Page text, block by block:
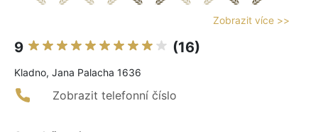
Zobrazit více >>
9 (16)
Kladno, Jana Palacha 1636
Zobrazit telefonní číslo